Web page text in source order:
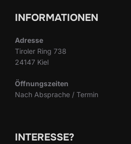
INFORMATIONEN
Adresse
Tiroler Ring 738
24147 Kiel
Öffnungszeiten
Nach Absprache / Termin
INTERESSE?